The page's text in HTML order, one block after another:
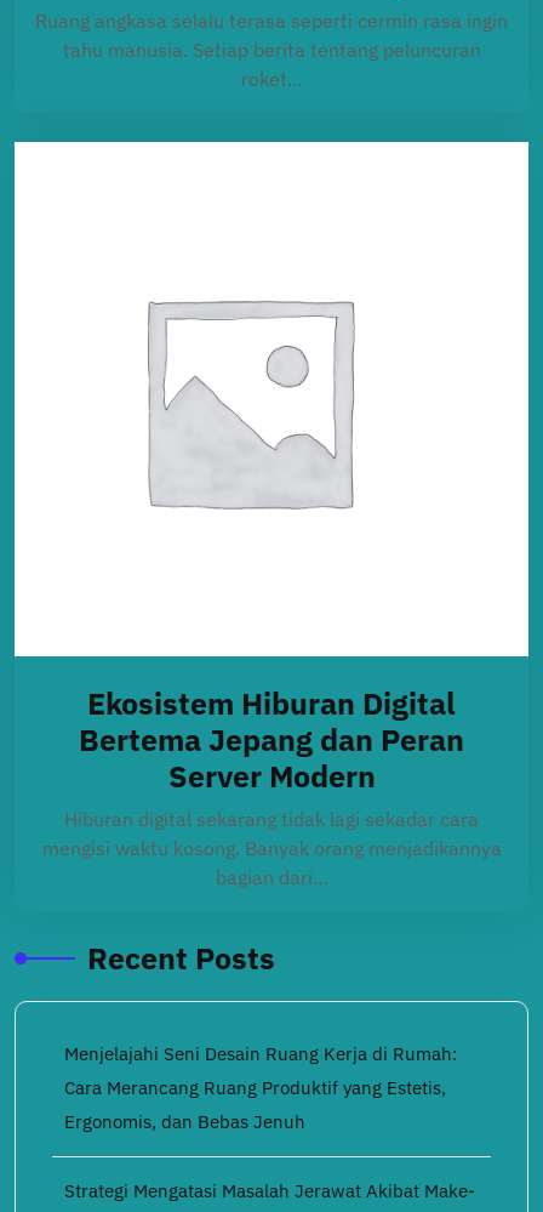
Ruang angkasa selalu terasa seperti cermin rasa ingin
tahu manusia. Setiap berita tentang peluncuran
roket…
Ekosistem Hiburan Digital
Bertema Jepang dan Peran
Server Modern
Hiburan digital sekarang tidak lagi sekadar cara
mengisi waktu kosong. Banyak orang menjadikannya
bagian dari…
Recent Posts
Menjelajahi Seni Desain Ruang Kerja di Rumah:
Cara Merancang Ruang Produktif yang Estetis,
Ergonomis, dan Bebas Jenuh
Strategi Mengatasi Masalah Jerawat Akibat Make-